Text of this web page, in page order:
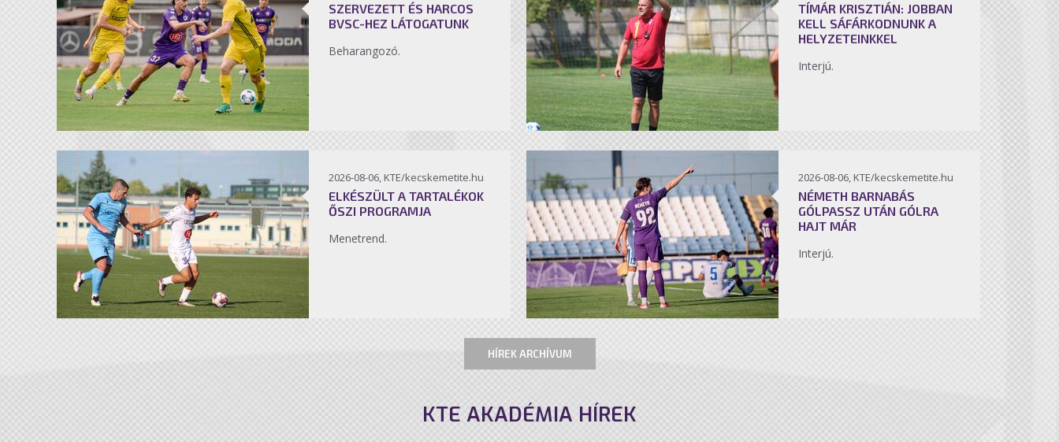
SZERVEZETT ÉS HARCOS
BVSC-HEZ LÁTOGATUNK
Beharangozó.
TÍMÁR KRISZTIÁN: JOBBAN
KELL SÁFÁRKODNUNK A
HELYZETEINKKEL
Interjú.
2026-08-06, KTE/kecskemetite.hu
ELKÉSZÜLT A TARTALÉKOK
ŐSZI PROGRAMJA
Menetrend.
2026-08-06, KTE/kecskemetite.hu
NÉMETH BARNABÁS
GÓLPASSZ UTÁN GÓLRA
HAJT MÁR
Interjú.
HÍREK ARCHÍVUM
KTE AKADÉMIA HÍREK